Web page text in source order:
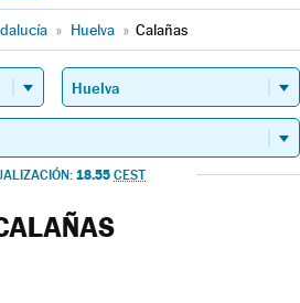
» Huelva » Calañas
18.55 CEST